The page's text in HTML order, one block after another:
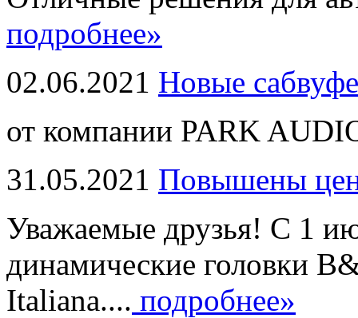
подробнее»
02.06.2021 Новые
от компании PARK
31.05.2021 Повышены
Уважаемые друзья! С 1
динамические головки
Italiana.... подробнее»